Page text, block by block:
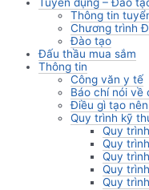
Thông tin
Chương trình
Đào tạo
Đấu thầu mua sắm
Thông tin
Công văn y tế
Báo chí nói về
Điều gì tạo
Quy trình kỹ
Quy
Quy
Quy
Quy
Quy